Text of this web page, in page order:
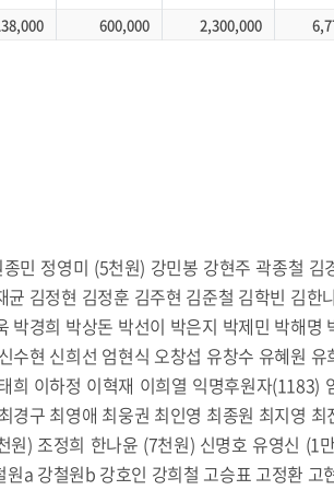
600,000 2,300,000
민 정영미 (5천원) 강민봉 강현주 곽종철 김
김정현 김정훈 김주현 김준철 김학빈 김한
박경희 박상돈 박선이 박은지 박제민 박해명
수현 신희선 엄현식 오창섭 유창수 유혜원
희 이하정 이혁재 이희열 익명후원자(1183)
경구 최영애 최웅권 최인영 최종원 최지영
) 조정희 한나윤 (7천원) 신명호 유영신 (1
a 강철원b 강호인 강희철 고승표 고정환 고